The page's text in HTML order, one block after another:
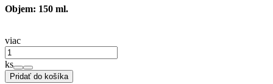
Objem: 150 ml.
viac
ks
Pridať do košíka